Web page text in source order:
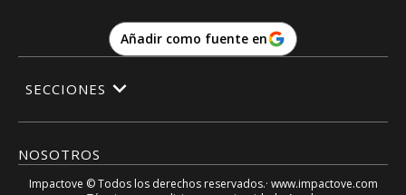
Añadir como fuente en
NOSOTROS
SECCIONES
Impactove © Todos los derechos reservados.· www.impactove.com